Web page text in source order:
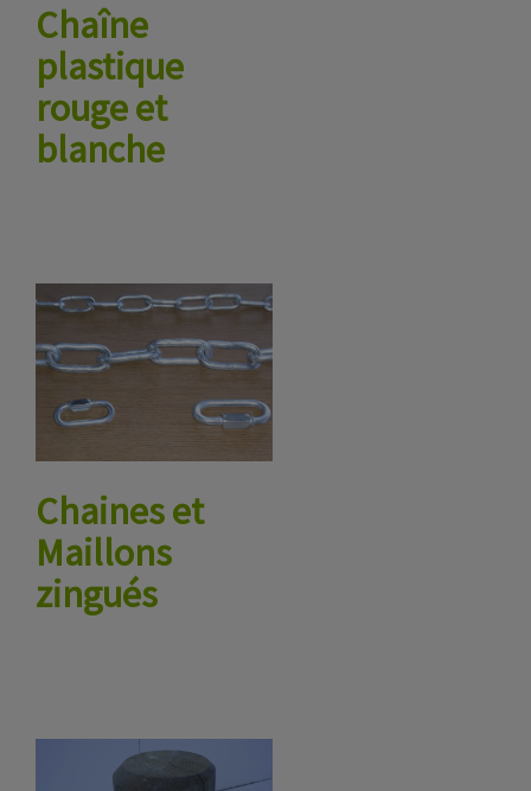
Chaîne
plastique
rouge et
blanche
Chaines et
Maillons
zingués